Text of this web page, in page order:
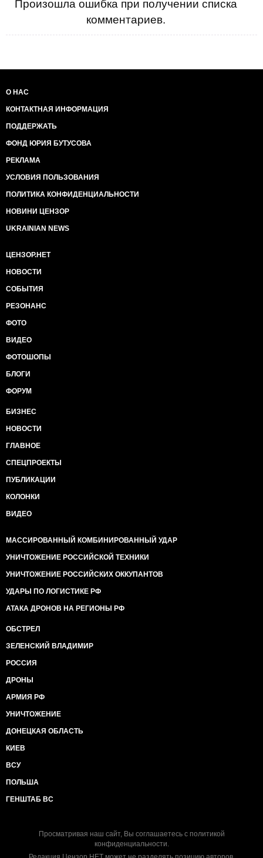
Произошла ошибка при получении списка
комментариев.
О НАС
КОНТАКТНАЯ ИНФОРМАЦИЯ
ПОДДЕРЖАТЬ
ФОНД ЮРИЯ БУТУСОВА
РЕКЛАМА
УСЛОВИЯ ПОЛЬЗОВАНИЯ
ПОЛИТИКА КОНФИДЕНЦИАЛЬНОСТИ
НОВИНИ ЦЕНЗОР
UKRAINIAN NEWS
ЦЕНЗОР.НЕТ
НОВОСТИ
СОБЫТИЯ
РЕЗОНАНС
ФОТО
ВИДЕО
ФОТОШОПЫ
БЛОГИ
ФОРУМ
БИЗНЕС
НОВОСТИ
ГЛАВНОЕ
СПЕЦПРОЕКТЫ
ПУБЛИКАЦИИ
КОЛОНКИ
ВИДЕО
МАССИРОВАННЫЙ КОМБИНИРОВАННЫЙ УДАР
УНИЧТОЖЕНИЕ РОССИЙСКОЙ ТЕХНИКИ
УНИЧТОЖЕНИЕ РОССИЙСКИХ ОККУПАНТОВ
УДАРЫ ПО ЛОГИСТИКЕ РФ
АТАКА ДРОНОВ НА РЕГИОНЫ РФ
ОБСТРЕЛ
ЗЕЛЕНСКИЙ ВЛАДИМИР
РОССИЯ
ДРОНЫ
АРМИЯ РФ
УНИЧТОЖЕНИЕ
ДОНЕЦКАЯ ОБЛАСТЬ
КИЕВ
ВСУ
ПОЛЬША
ГЕНШТАБ ВС
Просматривая наш сайт, Вы соглашаетесь с политикой
конфиденциальности.